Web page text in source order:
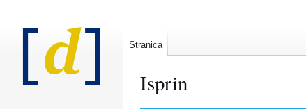
Isprin
Stranica